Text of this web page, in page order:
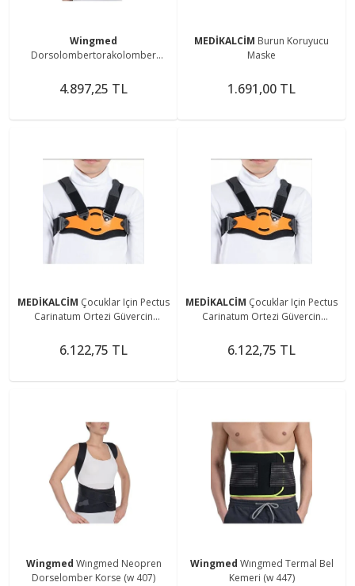
Wingmed
Dorsolombertorakolomber
4.897,25 TL
MEDİKALCİM Burun Koruyucu
Maske
1.691,00 TL
MEDİKALCİM Çocuklar Için Pectus
Carinatum Ortezi Güvercin
Yas
6.122,75 TL
MEDİKALCİM Çocuklar Için Pectus
Carinatum Ortezi Güvercin
Yas
6.122,75 TL
Wingmed Wıngmed Neopren
Dorselomber Korse (w 407)
Wingmed Wıngmed Termal Bel
Kemeri (w 447)